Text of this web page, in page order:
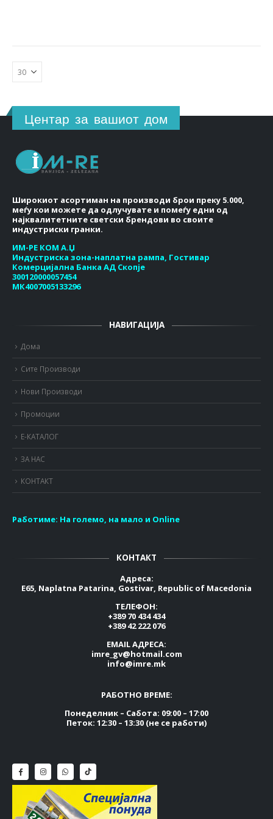
Центар за вашиот дом
Широкиот асортиман на производи брои преку 5.000,
меѓу кои можете да одлучувате и помеѓу едни од
најквалитетните светски брендови во своите
индустриски гранки.
ИМ-РЕ КОМ А.Џ
Индустриска зона-наплатна рампа, Гостивар
Комерцијална Банка АД Скопје
300120000057454
МК4007005133296
НАВИГАЦИЈА
Дома
Сите Производи
Нови Производи
Промоции
Е-КАТАЛОГ
ЗА НАС
КОНТАКТ
Работиме: На големо, на мало и Online
КОНТАКТ
Адреса:
E65, Naplatna Patarina, Gostivar, Republic of Macedonia
ТЕЛЕФОН:
+389 70 434 434
+389 42 222 076
EMAIL АДРЕСА:
imre_gv@hotmail.com
info@imre.mk
РАБОТНО ВРЕМЕ:
Понеделник – Сабота: 09:00 – 17:00
Петок: 12:30 – 13:30 (не се работи)